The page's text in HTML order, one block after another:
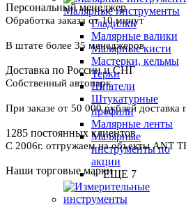
Малярные инструменты
Гладилки
Малярные валики
Малярные кисти
Мастерки, кельмы
Терки
Шпатели
Штукатурные
профили
Малярные ленты
Малярные
инструменты по
акции
+ ЕЩЕ 7
Персональный менеджер
Обработка заказа от 10 минут
В штате более 35 менеджеров
Доставка по России и СНГ
Собственный автопарк
При заказе от 50 000 рублей доставка
1285 постоянных клиентов
С 2006г. отгружаем на объекты ANT
Наши торговые марки